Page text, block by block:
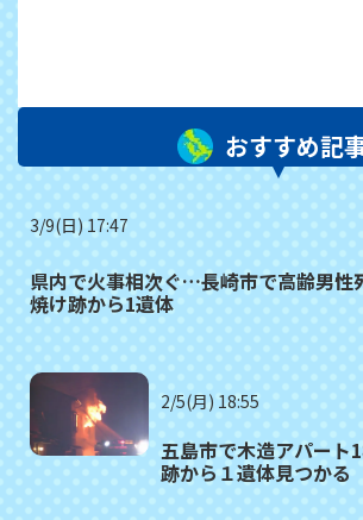
おすすめ記
3/9(日) 17:47
県内で火事相次ぐ…長崎市で高齢男性
焼け跡から1遺体
2/5(月) 18:55
五島市で木造アパー
跡から１遺体見つかる